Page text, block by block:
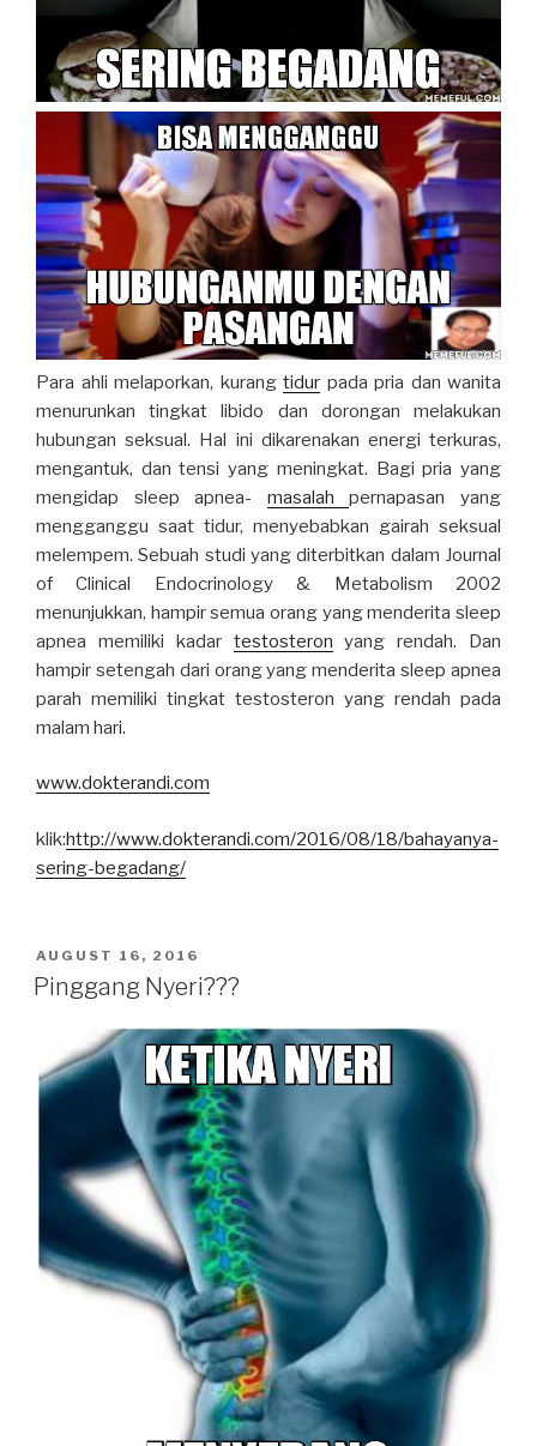
Para ahli melaporkan, kurang tidur pada pria dan wanita
menurunkan tingkat libido dan dorongan melakukan
hubungan seksual. Hal ini dikarenakan energi terkuras,
mengantuk, dan tensi yang meningkat. Bagi pria yang
mengidap sleep apnea- masalahpernapasan yang
mengganggu saat tidur, menyebabkan gairah seksual
melempem. Sebuah studi yang diterbitkan dalam Journal
of Clinical Endocrinology & Metabolism 2002
menunjukkan, hampir semua orang yang menderita sleep
apnea memiliki kadar testosteron yang rendah. Dan
hampir setengah dari orang yang menderita sleep apnea
parah memiliki tingkat testosteron yang rendah pada
malam hari.
www.dokterandi.com
klik:http://www.dokterandi.com/2016/08/18/bahayanya-
sering-begadang/
POSTED
ON
AUGUST 16, 2016
Pinggang Nyeri???